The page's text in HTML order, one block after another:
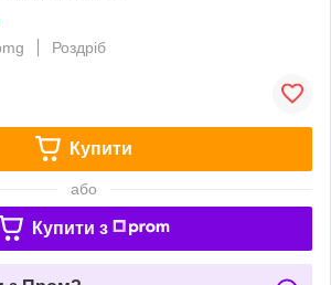
Роздріб
Купити
або
Купити з